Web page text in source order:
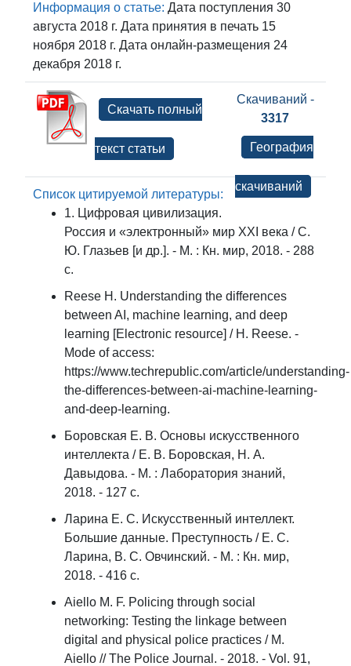
Информация о статье: Дата поступления 30
августа 2018 г. Дата принятия в печать 15
ноября 2018 г. Дата онлайн-размещения 24
декабря 2018 г.
Скачиваний -
3317
География
скачиваний
Скачать полный
текст статьи
Список цитируемой литературы:
1. Цифровая цивилизация.
Россия и «электронный» мир XXI века / С.
Ю. Глазьев [и др.]. - М. : Кн. мир, 2018. - 288
с.
Reese H. Understanding the differences
between AI, machine learning, and deep
learning [Electronic resource] / H. Reese. -
Mode of access:
https://www.techrepublic.com/article/understanding-
the-differences-between-ai-machine-learning-
and-deep-learning.
Боровская Е. В. Основы искусственного
интеллекта / Е. В. Боровская, Н. А.
Давыдова. - М. : Лаборатория знаний,
2018. - 127 с.
Ларина Е. С. Искусственный интеллект.
Большие данные. Преступность / Е. С.
Ларина, В. С. Овчинский. - М. : Кн. мир,
2018. - 416 с.
Aiello M. F. Policing through social
networking: Testing the linkage between
digital and physical police practices / M.
Aiello // The Police Journal. - 2018. - Vol. 91,